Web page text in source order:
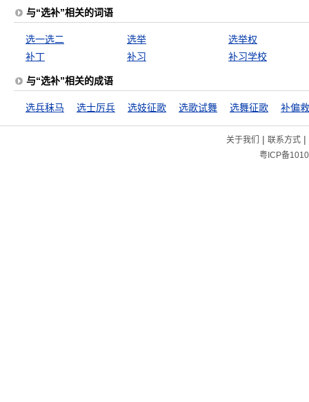
与“选补”相关的词语
选一选二 选举
选举权
补丁
补习 补习学校
与“选补”相关的成语
选兵秣马 选士厉兵 选妓征歌 选歌试舞 选舞征歌 补偏
关于我们 | 联系方式|
粤ICP备